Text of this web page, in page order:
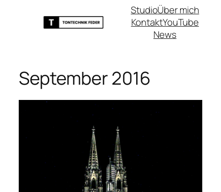
StudioÜber mich
KontaktYouTube
News
September 2016